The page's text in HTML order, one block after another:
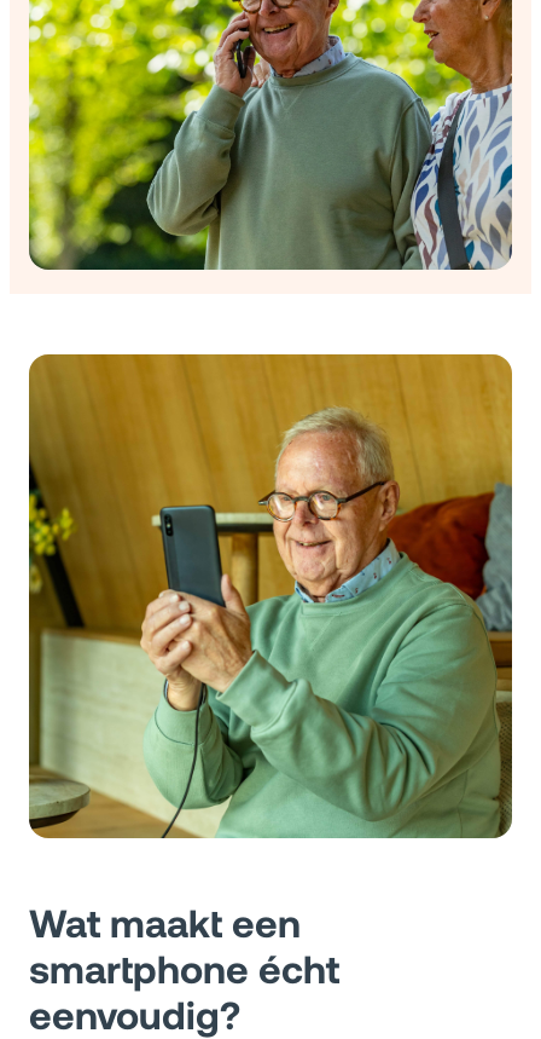
Wat maakt een
smartphone écht
eenvoudig?